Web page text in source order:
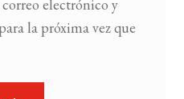
electrónico y
la próxima vez que